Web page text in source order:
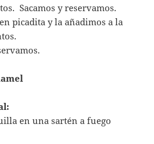
Sacamos y reservamos.
picadita y la añadimos a la
en una sartén a fuego